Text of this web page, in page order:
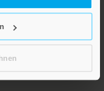
Persönliche
Irische
zur Ermutigung, zu Trost